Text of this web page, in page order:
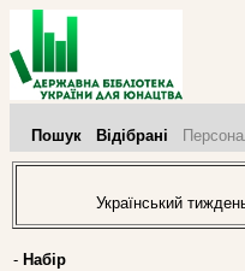
Пошук Відібрані
Український
- Набір